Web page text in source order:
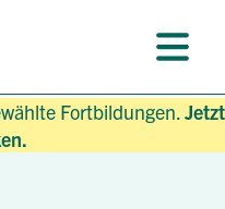
Fortbildungen.Jetzt